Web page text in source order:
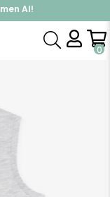
Al!
Üye Ol!
0
Kız Çocuk Elbise Nakışlı Pullu Sevimli Kedicik Baskılı Açık Gri Melanj (1.5-5 Yaş)